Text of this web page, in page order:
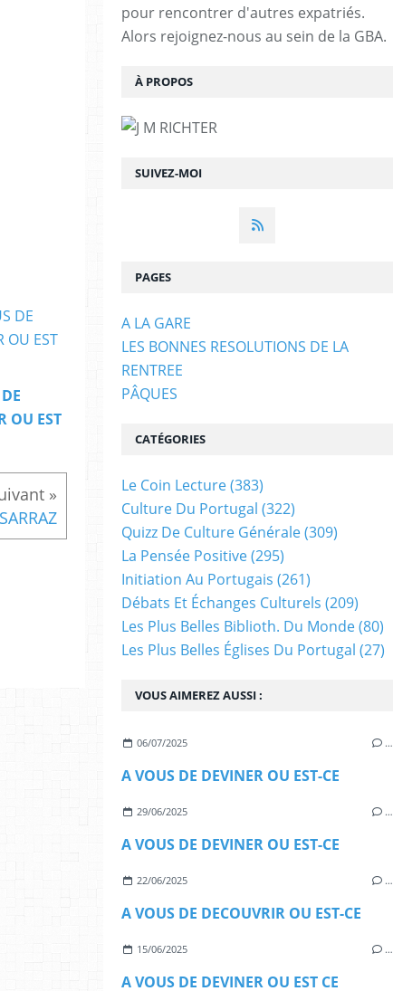
OU EST
SUIVEZ-MOI
pour rencontrer d'autres expatriés.
Alors rejoignez-nous au sein de la GBA.
À PROPOS
VOUS AIMEREZ AUSSI :
06/07/2025 …
A VOUS DE DEVINER OU EST-CE
29/06/2025 …
A VOUS DE DEVINER OU EST-CE
22/06/2025 …
A VOUS DE DECOUVRIR OU EST-CE
15/06/2025 …
A VOUS DE DEVINER OU EST CE
PAGES
A LA GARE
LES BONNES RESOLUTIONS DE LA
RENTREE
PÂQUES
CATÉGORIES
Le Coin Lecture(383)
Culture Du Portugal (322)
Quizz De Culture Générale(309)
La Pensée Positive(295)
Initiation Au Portugais (261)
Débats Et Échanges Culturels (209)
Les Plus Belles Biblioth. Du Monde(80)
Les Plus Belles Églises Du Portugal (27)